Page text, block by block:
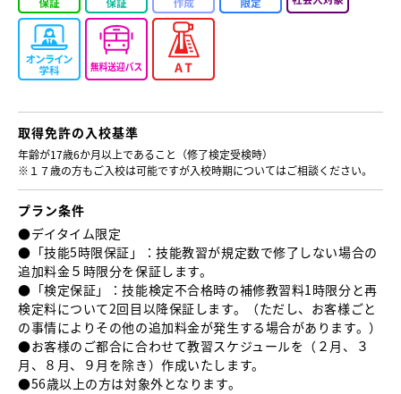
取得免許の入校基準
年齢が17歳6か月以上であること（修了検定受検時）
※１７歳の方もご入校は可能ですが入校時期についてはご相談ください。
プラン条件
●デイタイム限定
●「技能5時限保証」：技能教習が規定数で修了しない場合の
追加料金５時限分を保証します。
●「検定保証」：技能検定不合格時の補修教習料1時限分と再
検定料について2回目以降保証します。（ただし、お客様ごと
の事情によりその他の追加料金が発生する場合があります。）
●お客様のご都合に合わせて教習スケジュールを（２月、３
月、８月、９月を除き）作成いたします。
●56歳以上の方は対象外となります。